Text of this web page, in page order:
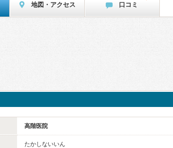
地図・アクセス 口コミ
高階医院
たかしないいん